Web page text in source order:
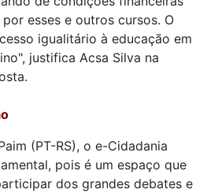
esses e outros cursos. O
igualitário à educação em
justifica Acsa Silva na
(PT-RS), o e-Cidadania
pois é um espaço que
dos grandes debates e